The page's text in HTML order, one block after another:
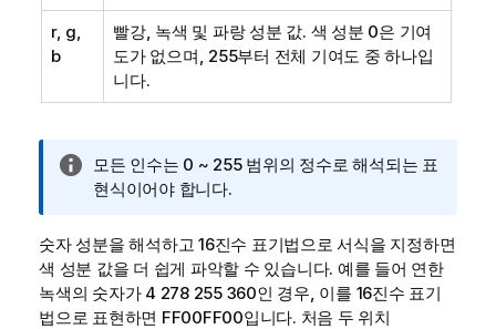
r, g,
b
빨강, 녹색 및 파랑 성분 값. 색 성분 0은 기여
도가 없으며, 255부터 전체 기여도 중 하나입
니다.
정
보
모
모든 인수는 0 ~ 255 범위의 정수로 해석되는 표
현식이어야 합니다.
숫자 성분을 해석하고 16진수 표기법으로 서식을 지정하면
색 성분 값을 더 쉽게 파악할 수 있습니다. 예를 들어 연한
녹색의 숫자가 4 278 255 360인 경우, 이를 16진수 표기
법으로 표현하면 FF00FF00입니다. 처음 두 위치